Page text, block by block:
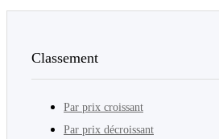
Classement
Par prix croissant
Par prix décroissant